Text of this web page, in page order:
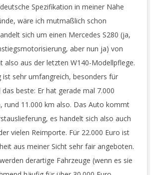
Spezifikation in meiner Nähe
wäre ich mutmaßlich schon
sich um einen Mercedes S280 (ja,
aber nun ja) von
also aus der letzten W140-Modellpflege.
ist sehr umfangreich, besonders für
das beste: Er hat gerade mal 7.000
rund 11.000 km also. Das Auto kommt
es handelt sich also auch
vielen Reimporte. Für 22.000 Euro ist
aus meiner Sicht sehr fair angeboten.
derartige Fahrzeuge (wenn es sie